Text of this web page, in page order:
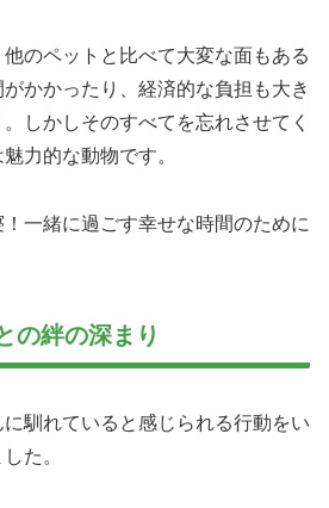
のペットと比べて大変な面もある
かかったり、経済的な負担も大き
しかしそのすべてを忘れさせてく
力的な動物です。
一緒に過ごす幸せな時間のために
の絆の深まり
馴れていると感じられる行動をい
た。